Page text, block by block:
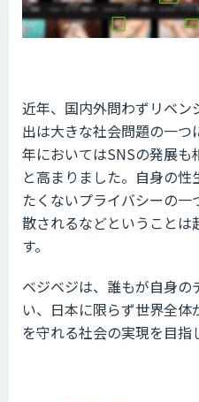
近年、国内外問わずリベ
出は大きな社会問題の一つ
年においてはSNSの発展も
と高まりました。自身の
たくないプライバシーの
散されるなどということ
す。
ベジベジは、誰もが自身
い、日本に限らず世界全
を守れる社会の実現を目指